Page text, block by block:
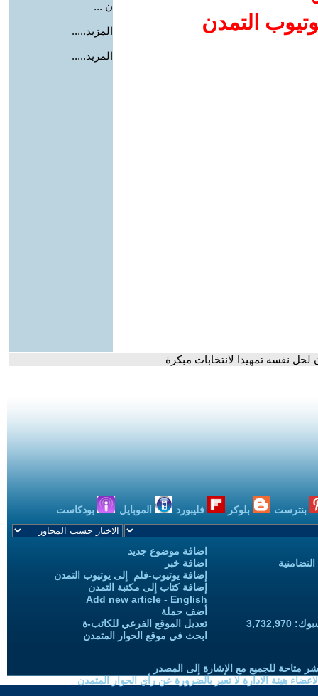
التمدن
ن ...
المزيد.....
المزيد.....
نفسه تمهيدا لانتخابات مبكرة
بنترست بلوكر فليبورد الموبايل بودكاست
اضافة موضوع جديد
اضافة خبر
إضافة يوتيوب-فلم إلى يوتيوب التمدن
إضافة كتاب إلى مكتبة التمدن
Add new article - English
أضف حملة
تعديل الموقع الفرعي للكاتب-ة
ابحث في موقع الحوار المتمدن
متاحة للجميع مع الإشارة إلى المصدر
هيئة الادارة لا تعبر بالضرورة عن رأي الحوار المتمدن